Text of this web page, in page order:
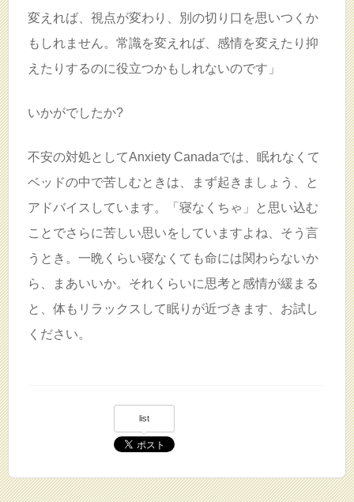
変えれば、視点が変わり、別の切り口を思いつくか
もしれません。常識を変えれば、感情を変えたり抑
えたりするのに役立つかもしれないのです」
いかがでしたか?
不安の対処としてAnxiety Canadaでは、眠れなくて
ベッドの中で苦しむときは、まず起きましょう、と
アドバイスしています。「寝なくちゃ」と思い込む
ことでさらに苦しい思いをしていますよね、そう言
うとき。一晩くらい寝なくても命には関わらないか
ら、まあいいか。それくらいに思考と感情が緩まる
と、体もリラックスして眠りが近づきます、お試し
ください。
list